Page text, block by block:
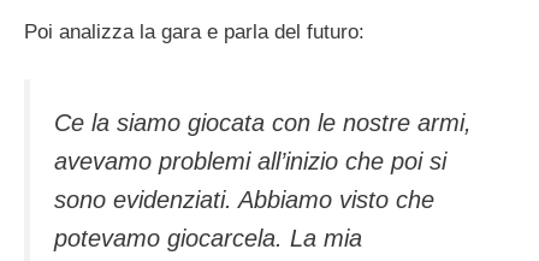
Poi analizza la gara e parla del futuro:
Ce la siamo giocata con le nostre armi,
avevamo problemi all’inizio che poi si
sono evidenziati. Abbiamo visto che
potevamo giocarcela. La mia